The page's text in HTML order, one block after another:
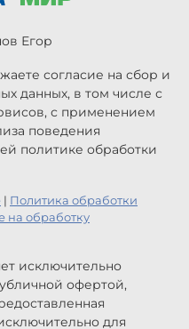
Егор
согласие на сбор и
данных, в том числе с
с применением
поведения
политике обработки
| Политика обработки
на обработку
исключительно
офертой,
для